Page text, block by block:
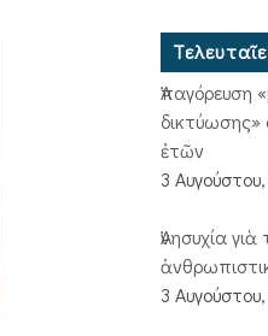
Ἀπαγόρευση
ἐτῶν
3
Ἀνησυχία
3